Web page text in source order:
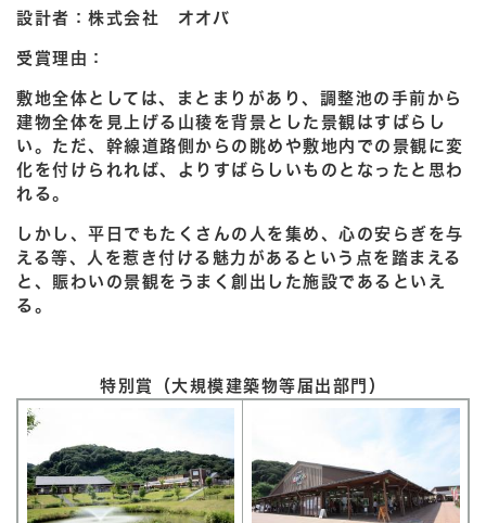
設計者：株式会社 オオバ
受賞理由：
敷地全体としては、まとまりがあり、調整池の手前から
建物全体を見上げる山稜を背景とした景観はすばらし
い。ただ、幹線道路側からの眺めや敷地内での景観に変
化を付けられれば、よりすばらしいものとなったと思わ
れる。
しかし、平日でもたくさんの人を集め、心の安らぎを与
える等、人を惹き付ける魅力があるという点を踏まえる
と、賑わいの景観をうまく創出した施設であるといえ
る。
特別賞（大規模建築物等届出部門）